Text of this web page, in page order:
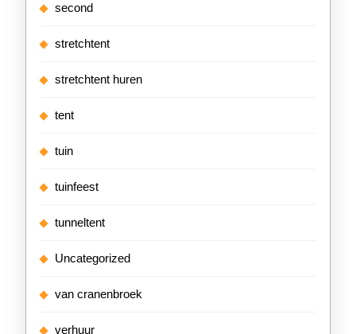
second
stretchtent
stretchtent huren
tent
tuin
tuinfeest
tunneltent
Uncategorized
van cranenbroek
verhuur